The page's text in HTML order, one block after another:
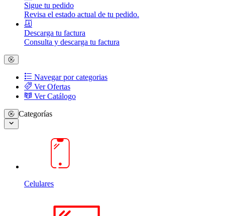
Sigue tu pedido
Revisa el estado actual de tu pedido.
Descarga tu factura
Consulta y descarga tu factura
Navegar por categorias
Ver Ofertas
Ver Catálogo
Categorías
Celulares